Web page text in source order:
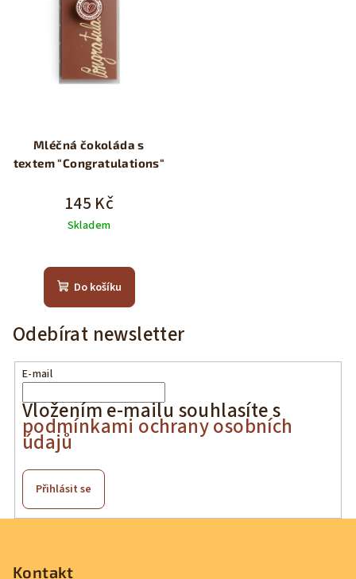
Mléčná čokoláda s
textem "Congratulations"
145 Kč
Skladem
Do košíku
Odebírat newsletter
E-mail
Vložením e-mailu souhlasíte s
podmínkami ochrany osobních
údajů
Přihlásit se
Kontakt